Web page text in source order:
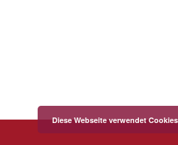
Diese Webseite verwendet